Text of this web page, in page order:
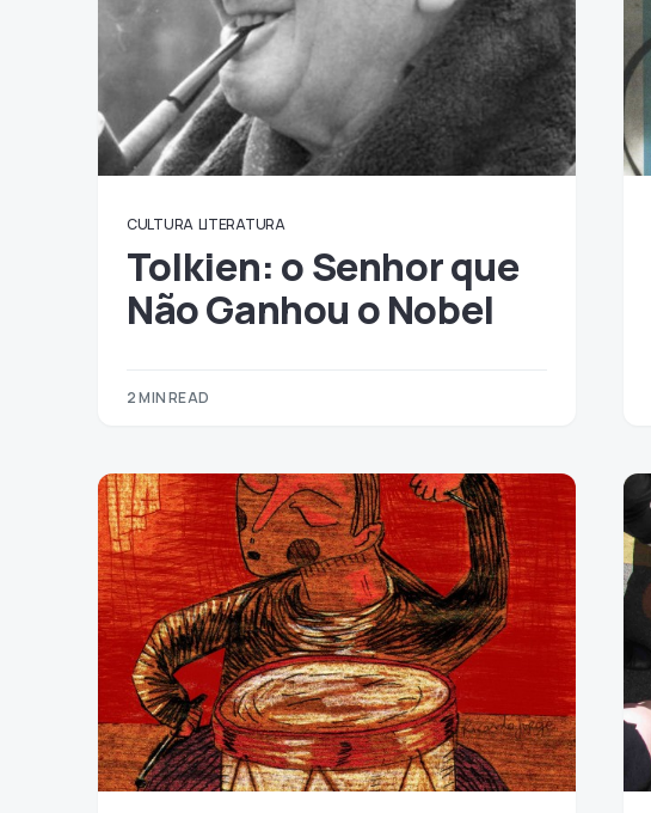
CULTURA LITERATURA
Tolkien: o Senhor que
Não Ganhou o Nobel
2 MIN READ